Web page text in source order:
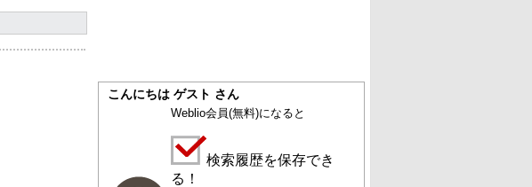
こんにちは ゲスト さん
Weblio会員(無料)になると
検索履歴を保存でき
る！